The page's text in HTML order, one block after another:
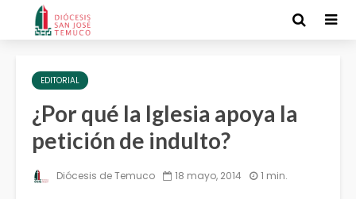
EDITORIAL
¿Por qué la Iglesia apoya la
petición de indulto?
Diócesis de Temuco 18 mayo, 2014 1 min.